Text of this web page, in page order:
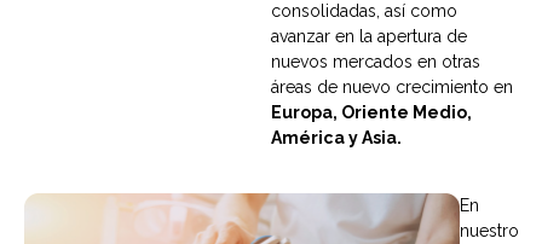
consolidadas, así como
avanzar en la apertura de
nuevos mercados en otras
áreas de nuevo crecimiento en
Europa, Oriente Medio,
América y Asia.
En
nuestro